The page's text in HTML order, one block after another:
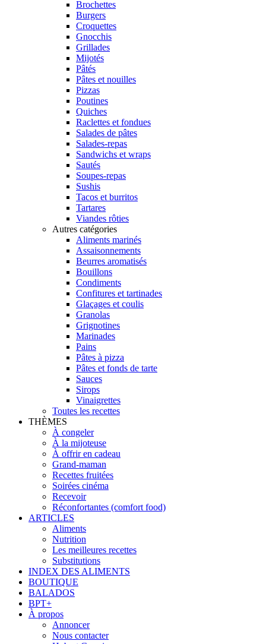
Brochettes
Burgers
Croquettes
Gnocchis
Grillades
Mijotés
Pâtés
Pâtes et nouilles
Pizzas
Poutines
Quiches
Raclettes et fondues
Salades de pâtes
Salades-repas
Sandwichs et wraps
Sautés
Soupes-repas
Sushis
Tacos et burritos
Tartares
Viandes rôties
Autres catégories
Aliments marinés
Assaisonnements
Beurres aromatisés
Bouillons
Condiments
Confitures et tartinades
Glaçages et coulis
Granolas
Grignotines
Marinades
Pains
Pâtes à pizza
Pâtes et fonds de tarte
Sauces
Sirops
Vinaigrettes
Toutes les recettes
THÈMES
À congeler
À la mijoteuse
À offrir en cadeau
Grand-maman
Recettes fruitées
Soirées cinéma
Recevoir
Réconfortantes (comfort food)
ARTICLES
Aliments
Nutrition
Les meilleures recettes
Substitutions
INDEX DES ALIMENTS
BOUTIQUE
BALADOS
BPT+
À propos
Annoncer
Nous contacter